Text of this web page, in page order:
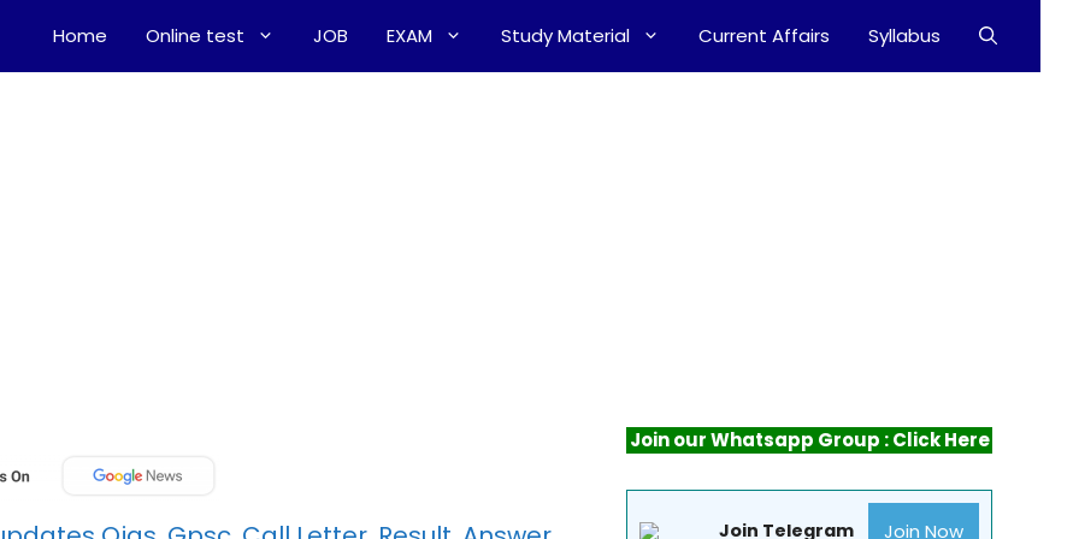
Home Online test JOB EXAM Study Material Current Affairs Syllabus
Join our Whatsapp Group : Click Here
Join Telegram Join Now